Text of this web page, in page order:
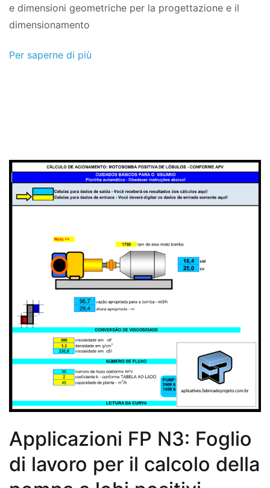
e dimensioni geometriche per la progettazione e il
dimensionamento
Per saperne di più
Applicazioni FP N3: Foglio
di lavoro per il calcolo della